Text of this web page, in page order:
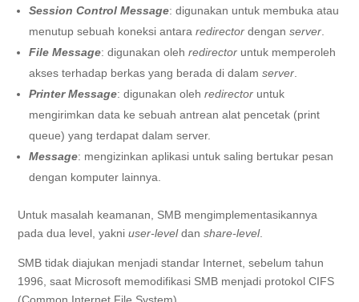
Session Control Message: digunakan untuk membuka atau
menutup sebuah koneksi antararedirector denganserver
File Message: digunakan olehredirector untuk memperoleh
akses terhadap berkas yang berada di dalamserver
Printer Message: digunakan olehredirector untuk
mengirimkan data ke sebuah antrean alat pencetak (print
queue) yang terdapat dalam server.
Message: mengizinkan aplikasi untuk saling bertukar pesan
dengan komputer lainnya.
Untuk masalah keamanan, SMB mengimplementasikannya
pada dua level, yakniuser-leveldanshare-level.
SMB tidak diajukan menjadi standar Internet, sebelum tahun
1996, saat Microsoft memodifikasi SMB menjadi protokol CIFS
(Common Internet File System).